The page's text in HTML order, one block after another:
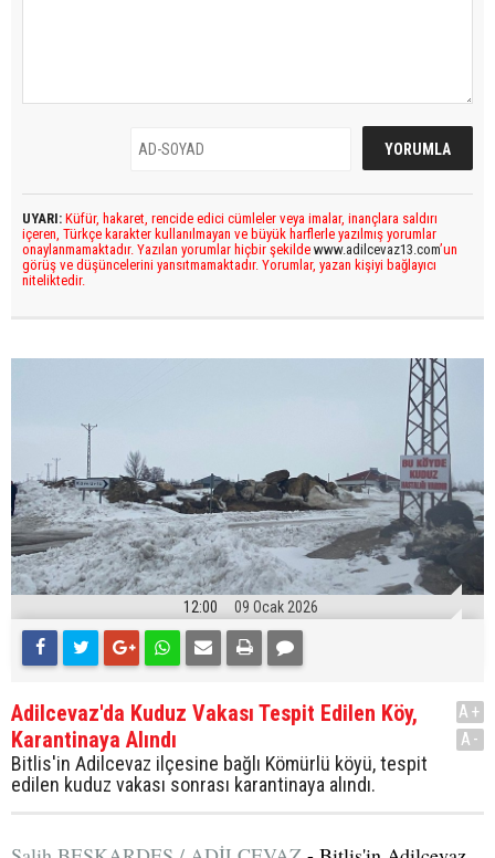
UYARI: Küfür, hakaret, rencide edici cümleler veya imalar, inançlara saldırı
içeren, Türkçe karakter kullanılmayan ve büyük harflerle yazılmış yorumlar
onaylanmamaktadır. Yazılan yorumlar hiçbir şekilde www.adilcevaz13.com’un
görüş ve düşüncelerini yansıtmamaktadır. Yorumlar, yazan kişiyi bağlayıcı
niteliktedir.
12:00 09 Ocak 2026
Adilcevaz'da Kuduz Vakası Tespit Edilen Köy,
Karantinaya Alındı
Bitlis'in Adilcevaz ilçesine bağlı Kömürlü köyü, tespit
edilen kuduz vakası sonrası karantinaya alındı.
A+
A-